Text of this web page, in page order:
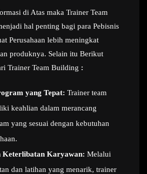
di Atas maka Trainer Team
hal penting bagi para Pebisnis
Perusahaan lebih meningkat
produknya. Selain itu Berikut
Trainer Team Building :
yang Tepat: Trainer team
keahlian dalam merancang
yang sesuai dengan kebutuhan
Keterlibatan Karyawan: Melalui
dan latihan yang menarik, trainer